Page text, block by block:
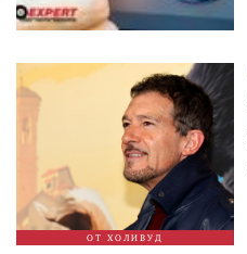
ОТ ХОЛИВУД